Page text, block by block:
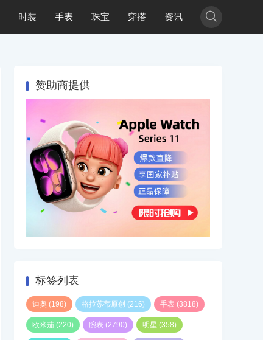
时装 手表 珠宝 穿搭 资讯 
赞助商提供
标签列表
迪奥 (198) 格拉苏蒂原创 (216) 手表 (3818)
欧米茄 (220) 腕表 (2790) 明星 (358)